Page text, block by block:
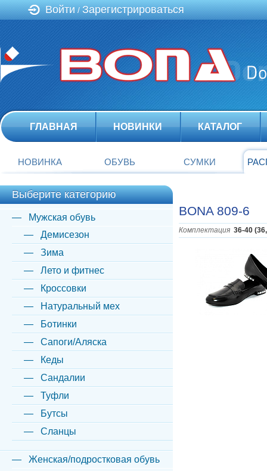
Войти / Зарегистрироваться
ГЛАВНАЯ НОВИНКИ КАТАЛОГ
НОВИНКА ОБУВЬ СУМКИ
BONA 809-6
Комплектация 36-40
Выберите категорию
Мужская обувь
Демисезон
Зима
Лето и фитнес
Кроссовки
Натуральный мех
Ботинки
Сапоги/Аляска
Кеды
Сандалии
Туфли
Бутсы
Сланцы
Женская/подростковая обувь